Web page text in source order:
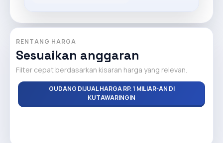
RENTANG HARGA
Sesuaikan anggaran
Filter cepat berdasarkan kisaran harga yang relevan.
GUDANG DIJUAL HARGA RP. 1 MILIAR-AN DI
KUTAWARINGIN